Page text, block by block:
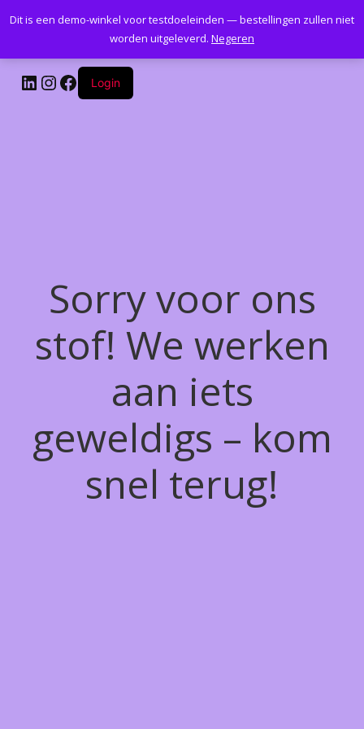
Kantoormeubelenplus.com
LinkedIn
Instagram
Facebook
Login
Sorry voor ons
stof! We werken
aan iets
geweldigs – kom
snel terug!
Dit is een demo-winkel voor testdoeleinden — bestellingen zullen niet
worden uitgeleverd. Negeren